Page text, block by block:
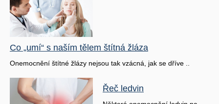
Co „umí“ s naším tělem štítná žláza
Onemocnění štítné žlázy nejsou tak vzácná, jak se dříve ..
Řeč ledvin